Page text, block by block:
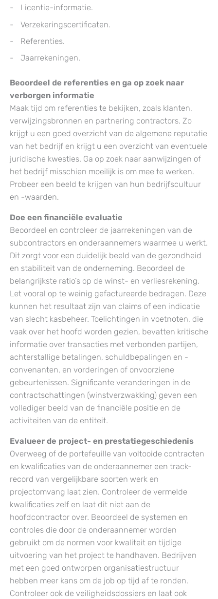
Licentie-informatie.
Verzekeringscertificaten.
Referenties.
Jaarrekeningen.
Beoordeel de referenties en ga op zoek naar
verborgen informatie
Maak tijd om referenties te bekijken, zoals klanten,
verwijzingsbronnen en partnering contractors. Zo
krijgt u een goed overzicht van de algemene reputatie
van het bedrijf en krijgt u een overzicht van eventuele
juridische kwesties. Ga op zoek naar aanwijzingen of
het bedrijf misschien moeilijk is om mee te werken.
Probeer een beeld te krijgen van hun bedrijfscultuur
en -waarden.
Doe een financiële evaluatie
Beoordeel en controleer de jaarrekeningen van de
subcontractors en onderaannemers waarmee u werkt.
Dit zorgt voor een duidelijk beeld van de gezondheid
en stabiliteit van de onderneming. Beoordeel de
belangrijkste ratio’s op de winst- en verliesrekening.
Let vooral op te weinig gefactureerde bedragen. Deze
kunnen het resultaat zijn van claims of een indicatie
van slecht kasbeheer. Toelichtingen in voetnoten, die
vaak over het hoofd worden gezien, bevatten kritische
informatie over transacties met verbonden partijen,
achterstallige betalingen, schuldbepalingen en -
convenanten, en vorderingen of onvoorziene
gebeurtenissen. Significante veranderingen in de
contractschattingen (winstverzwakking) geven een
vollediger beeld van de financiële positie en de
activiteiten van de entiteit.
Evalueer de project- en prestatiegeschiedenis
Overweeg of de portefeuille van voltooide contracten
en kwalificaties van de onderaannemer een track-
record van vergelijkbare soorten werk en
projectomvang laat zien. Controleer de vermelde
kwalificaties zelf en laat dit niet aan de
hoofdcontractor over. Beoordeel de systemen en
controles die door de onderaannemer worden
gebruikt om de normen voor kwaliteit en tijdige
uitvoering van het project te handhaven. Bedrijven
met een goed ontworpen organisatiestructuur
hebben meer kans om de job op tijd af te ronden.
Controleer ook de veiligheidsdossiers en laat ook